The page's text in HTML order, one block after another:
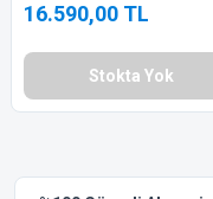
16.590,00 TL
Stokta Yok